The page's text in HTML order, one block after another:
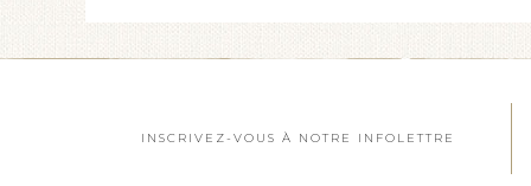
INSCRIVEZ-VOUS À NOTRE INFOLETTRE